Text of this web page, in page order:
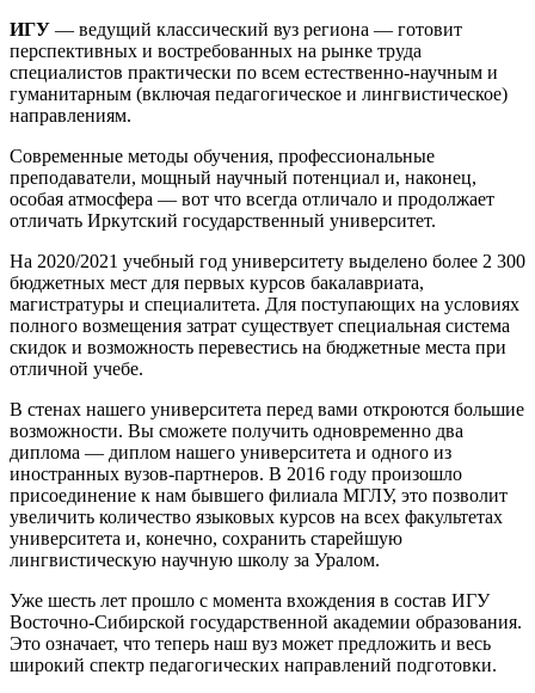
ИГУ — ведущий классический вуз региона — готовит
перспективных и востребованных на рынке труда
специалистов практически по всем естественно-научным и
гуманитарным (включая педагогическое и лингвистическое)
направлениям.
Современные методы обучения, профессиональные
преподаватели, мощный научный потенциал и, наконец,
особая атмосфера — вот что всегда отличало и продолжает
отличать Иркутский государственный университет.
На 2020/2021 учебный год университету выделено более 2 300
бюджетных мест для первых курсов бакалавриата,
магистратуры и специалитета. Для поступающих на условиях
полного возмещения затрат существует специальная система
скидок и возможность перевестись на бюджетные места при
отличной учебе.
В стенах нашего университета перед вами откроются большие
возможности. Вы сможете получить одновременно два
диплома — диплом нашего университета и одного из
иностранных вузов-партнеров. В 2016 году произошло
присоединение к нам бывшего филиала МГЛУ, это позволит
увеличить количество языковых курсов на всех факультетах
университета и, конечно, сохранить старейшую
лингвистическую научную школу за Уралом.
Уже шесть лет прошло с момента вхождения в состав ИГУ
Восточно-Сибирской государственной академии образования.
Это означает, что теперь наш вуз может предложить и весь
широкий спектр педагогических направлений подготовки.